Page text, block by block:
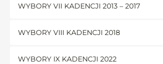
WYBORY VII KADENCJI 2013 – 2017
WYBORY VIII KADENCJI 2018
WYBORY IX KADENCJI 2022